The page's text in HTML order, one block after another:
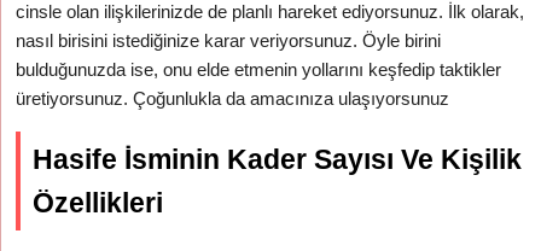
cinsle olan ilişkilerinizde de planlı hareket ediyorsunuz. İlk olarak,
nasıl birisini istediğinize karar veriyorsunuz. Öyle birini
bulduğunuzda ise, onu elde etmenin yollarını keşfedip taktikler
üretiyorsunuz. Çoğunlukla da amacınıza ulaşıyorsunuz
Hasife İsminin Kader Sayısı Ve Kişilik
Özellikleri